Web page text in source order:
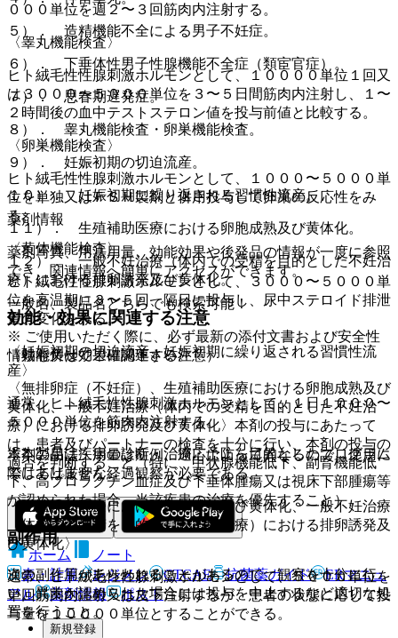
５）． 造精機能不全による男子不妊症。
６）． 下垂体性男子性腺機能不全症（類宦官症）。
７）． 思春期遅発症。
８）． 睾丸機能検査・卵巣機能検査。
９）． 妊娠初期の切迫流産。
１０）． 妊娠初期に繰り返される習慣性流産。
１１）． 生殖補助医療における卵胞成熟及び黄体化。
１２）． 一般不妊治療（体内での受精を目的とした不妊治
療）における排卵誘発及び黄体化。
効能・効果に関連する注意
（効能又は効果に関連する注意）
〈無排卵症（不妊症）、生殖補助医療における卵胞成熟及び
黄体化、一般不妊治療（体内での受精を目的とした不妊治
療）における排卵誘発及び黄体化〉本剤の投与にあたって
は、患者及びパートナーの検査を十分に行い、本剤の投与の
適否を判断すること（特に、甲状腺機能低下、副腎機能低
下、高プロラクチン血症及び下垂体腫瘍又は視床下部腫瘍等
が認められた場合、当該疾患の治療を優先すること）。
副作用
次の副作用があらわれることがあるので、観察を十分に行
い、異常が認められた場合には投与を中止するなど適切な処
置を行うこと。
０００単位を週２〜３回筋肉内注射する。
〈睾丸機能検査〉
ヒト絨毛性性腺刺激ホルモンとして、１００００単位１回又
は３０００〜５０００単位を３〜５日間筋肉内注射し、１〜
２時間後の血中テストステロン値を投与前値と比較する。
〈卵巣機能検査〉
ヒト絨毛性性腺刺激ホルモンとして、１０００〜５０００単
位を単独又はＦＳＨ製剤と併用投与して卵巣の反応性をみ
る。
〈黄体機能検査〉
ヒト絨毛性性腺刺激ホルモンとして、３０００〜５０００単
位を高温期に３〜５回、隔日に投与し、尿中ステロイド排泄
量の変化をみる。
〈妊娠初期の切迫流産、妊娠初期に繰り返される習慣性流
産〉
通常、ヒト絨毛性性腺刺激ホルモンとして、１日１０００〜
５０００単位を筋肉内注射する。
本剤の用法・用量は症例、適応によって異なるので、使用に
際しては厳密な経過観察が必要である。
〈生殖補助医療における卵胞成熟及び黄体化、一般不妊治療
（体内での受精を目的とした不妊治療）における排卵誘発及
び黄体化〉
通常、ヒト絨毛性性腺刺激ホルモンとして、５０００単位を
単回筋肉内注射又は皮下注射するが、患者の状態に応じて投
与量を１００００単位とすることができる。
薬剤情報
薬剤写真、用法用量、効能効果や後発品の情報が一度に参照
でき、関連情報へ簡単にアクセスができます。
一般名、製品名どちらでも検索可能！
※ ご使用いただく際に、必ず最新の添付文書および安全性
情報も併せてご確認下さい。
※本製品は疾病の診断・治療・予防を目的としたプログラム
ではありません。
ホーム
ノート
表・計算
レジメン CTCAE 抗菌薬ガイド
ERマニュ
アル
薬剤情報 ポスト
新規登録